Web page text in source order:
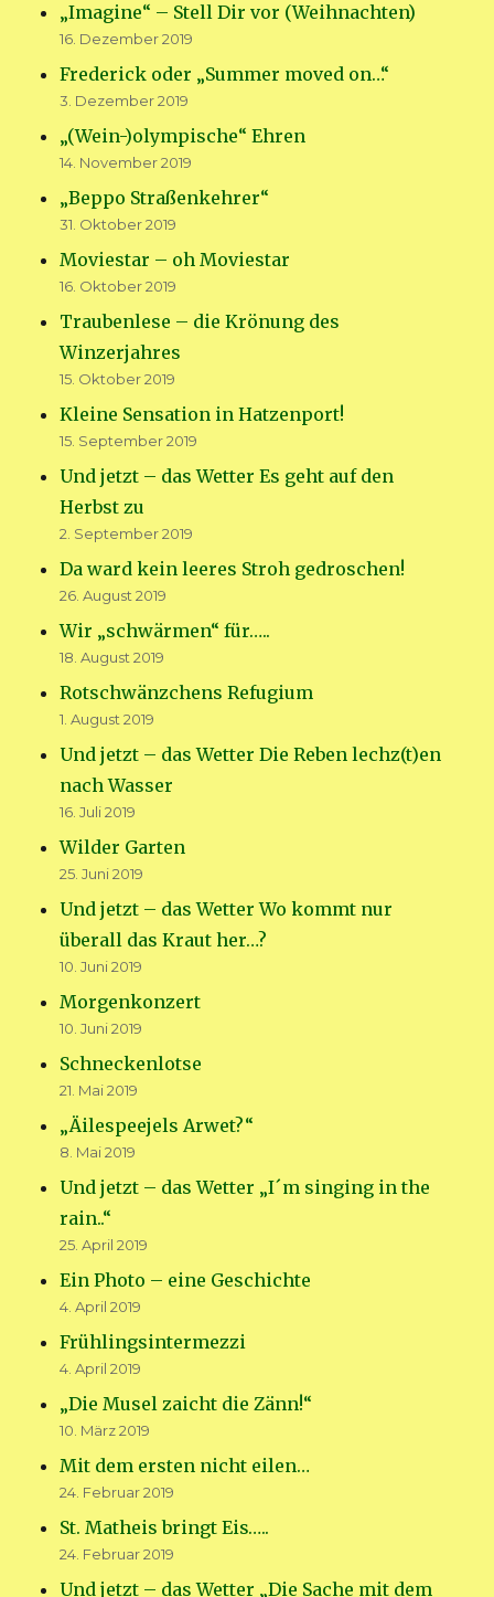
„Imagine“ – Stell Dir vor (Weihnachten)
16. Dezember 2019
Frederick oder „Summer moved on…“
3. Dezember 2019
„(Wein-)olympische“ Ehren
14. November 2019
„Beppo Straßenkehrer“
31. Oktober 2019
Moviestar – oh Moviestar
16. Oktober 2019
Traubenlese – die Krönung des
Winzerjahres
15. Oktober 2019
Kleine Sensation in Hatzenport!
15. September 2019
Und jetzt – das Wetter Es geht auf den
Herbst zu
2. September 2019
Da ward kein leeres Stroh gedroschen!
26. August 2019
Wir „schwärmen“ für…..
18. August 2019
Rotschwänzchens Refugium
1. August 2019
Und jetzt – das Wetter Die Reben lechz(t)en
nach Wasser
16. Juli 2019
Wilder Garten
25. Juni 2019
Und jetzt – das Wetter Wo kommt nur
überall das Kraut her…?
10. Juni 2019
Morgenkonzert
10. Juni 2019
Schneckenlotse
21. Mai 2019
„Äilespeejels Arwet?“
8. Mai 2019
Und jetzt – das Wetter „I´m singing in the
rain..“
25. April 2019
Ein Photo – eine Geschichte
4. April 2019
Frühlingsintermezzi
4. April 2019
„Die Musel zaicht die Zänn!“
10. März 2019
Mit dem ersten nicht eilen…
24. Februar 2019
St. Matheis bringt Eis…..
24. Februar 2019
Und jetzt – das Wetter „Die Sache mit dem